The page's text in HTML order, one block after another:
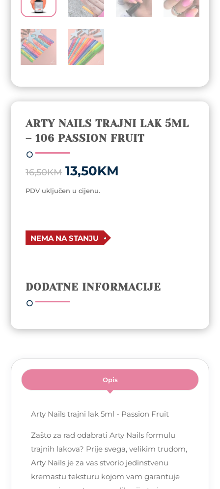
ARTY NAILS TRAJNI LAK 5ML
– 106 PASSION FRUIT
16,50KM Original
price
was:
13,50KM
PDV uključen u cijenu.
NEMA NA STANJU
DODATNE INFORMACIJE
Opis
Arty Nails trajni lak 5ml - Passion Fruit
Zašto za rad odabrati Arty Nails formulu
trajnih lakova? Prije svega, velikim trudom,
Arty Nails je za vas stvorio jedinstvenu
kremastu teksturu kojom vam garantuje